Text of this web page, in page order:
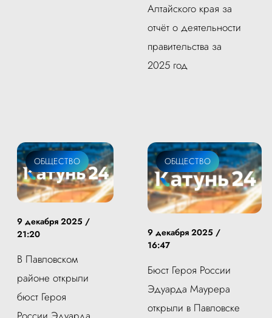
Алтайского края за
отчёт о деятельности
правительства за
2025 год
ОБЩЕСТВО
9 декабря 2025 /
21:20
В Павловском
районе открыли
бюст Героя
ОБЩЕСТВО
9 декабря 2025 /
16:47
Бюст Героя России
Эдуарда Маурера
открыли в Павловске